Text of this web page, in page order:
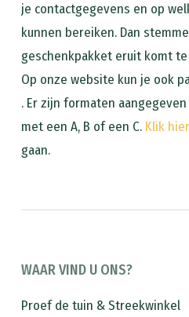
je contactgegevens en op
kunnen bereiken. Dan
geschenkpakket eruit komt
Op onze website kun je ook
. Er zijn formaten
met een A, B of een C. Klik hier
gaan.
WAAR VIND U ONS?
Proef de tuin & Streekwinkel